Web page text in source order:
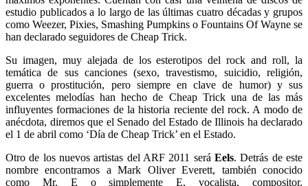
estudio publicados a lo largo de las últimas cuatro décadas y grupos
como Weezer, Pixies, Smashing Pumpkins o Fountains Of Wayne se
han declarado seguidores de Cheap Trick.
Su imagen, muy alejada de los esterotipos del rock and roll, la
temática de sus canciones (sexo, travestismo, suicidio, religión,
guerra o prostitución, pero siempre en clave de humor) y sus
excelentes melodías han hecho de Cheap Trick una de las más
influyentes formaciones de la historia reciente del rock. A modo de
anécdota, diremos que el Senado del Estado de Illinois ha declarado
el 1 de abril como ‘Día de Cheap Trick’ en el Estado.
Otro de los nuevos artistas del ARF 2011 será Eels. Detrás de este
nombre encontramos a Mark Oliver Everett, también conocido
como Mr. E o simplemente E, vocalista, compositor,